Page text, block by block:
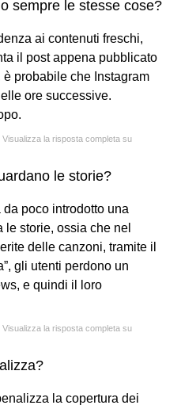
sempre le stesse cose?
ai contenuti freschi,
il post appena pubblicato
probabile che Instagram
ore successive.
Visualizza la risposta completa su
le storie?
poco introdotto una
le storie, ossia che nel
delle canzoni, tramite il
gli utenti perdono un
e quindi il loro
Visualizza la risposta completa su
la copertura dei